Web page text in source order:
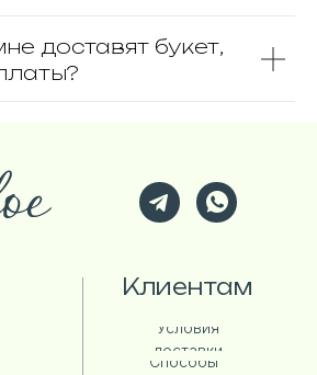
доставят букет,
Клиентам
Условия
доставки
Способы